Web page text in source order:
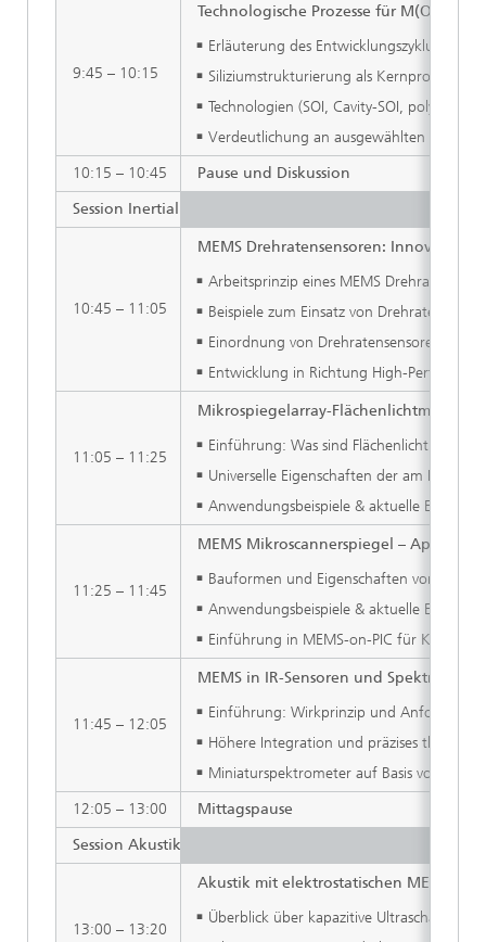
Technologische Prozesse für M(O)EMS
Erläuterung des Entwicklungszyklus vom
Siliziumstrukturierung als Kernprozess
Technologien (SOI, Cavity-SOI, poly-Si,
Verdeutlichung an ausgewählten
Pause und Diskussion
MEMS Drehratensensoren:
Arbeitsprinzip eines MEMS
Beispiele zum Einsatz von
Einordnung von Drehratensensoren in
Entwicklung in Richtung High-
Mikrospiegelarray-
Einführung: Was sind
Universelle Eigenschaften der am
Anwendungsbeispiele & aktuelle
MEMS Mikroscannerspiegel –
Bauformen und Eigenschaften von
Anwendungsbeispiele & aktuelle
Einführung in MEMS-on-PIC für
MEMS in IR-Sensoren und
Einführung: Wirkprinzip und
Höhere Integration und präzises
Miniaturspektrometer auf Basis von
Mittagspause
Akustik mit elektrostatischen MEMS:
Überblick über kapazitive
9:45 – 10:15
10:15 – 10:45
Session Inertial & Optik
10:45 – 11:05
11:05 – 11:25
11:25 – 11:45
11:45 – 12:05
12:05 – 13:00
Session Akustik
13:00 – 13:20